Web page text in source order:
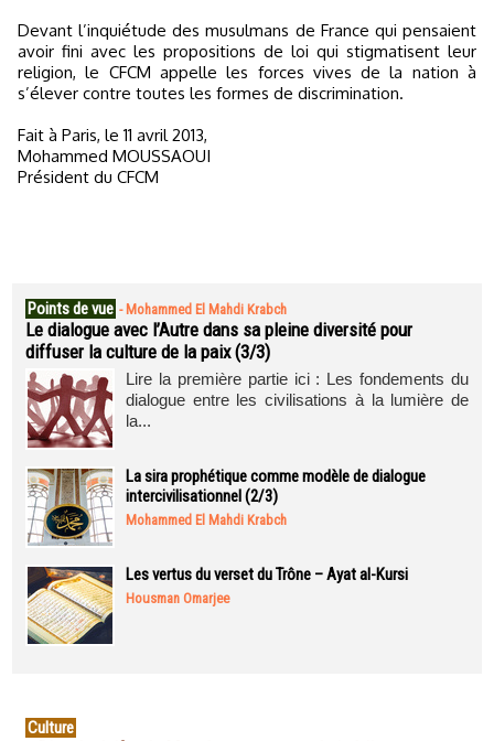
Devant l’inquiétude des musulmans de France qui pensaient
avoir fini avec les propositions de loi qui stigmatisent leur
religion, le CFCM appelle les forces vives de la nation à
s’élever contre toutes les formes de discrimination.
Fait à Paris, le 11 avril 2013,
Mohammed MOUSSAOUI
Président du CFCM
Points de vue - Mohammed El Mahdi Krabch
Le dialogue avec l’Autre dans sa pleine diversité pour
diffuser la culture de la paix (3/3)
Lire la première partie ici : Les fondements du
dialogue entre les civilisations à la lumière de
la...
La sira prophétique comme modèle de dialogue
intercivilisationnel (2/3)
Mohammed El Mahdi Krabch
Les vertus du verset du Trône – Ayat al-Kursi
Housman Omarjee
Culture